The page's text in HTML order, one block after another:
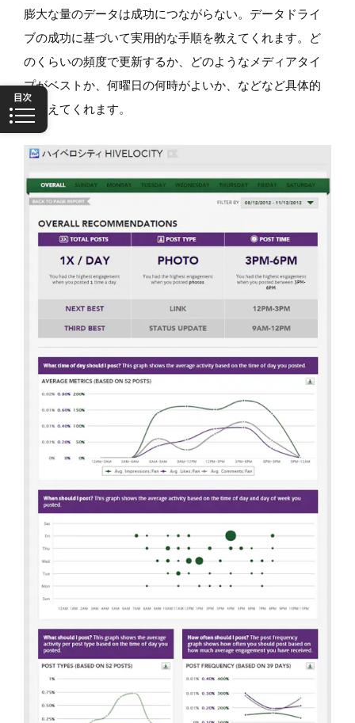
膨大な量のデータは成功につながらない。データドライ
ブの成功に基づいて実用的な手順を教えてくれます。ど
のくらいの頻度で更新するか、どのようなメディアタイ
プがベストか、何曜日の何時がよいか、などなど具体的
に教えてくれます。